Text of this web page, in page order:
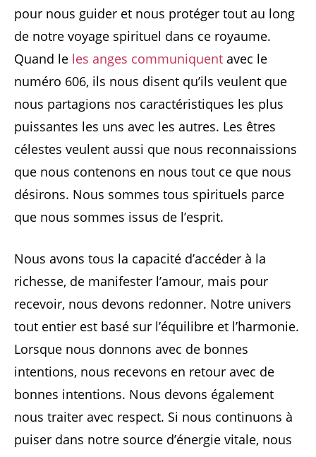
pour nous guider et nous protéger tout au long
de notre voyage spirituel dans ce royaume.
Quand le les anges communiquent avec le
numéro 606, ils nous disent qu’ils veulent que
nous partagions nos caractéristiques les plus
puissantes les uns avec les autres. Les êtres
célestes veulent aussi que nous reconnaissions
que nous contenons en nous tout ce que nous
désirons. Nous sommes tous spirituels parce
que nous sommes issus de l’esprit.
Nous avons tous la capacité d’accéder à la
richesse, de manifester l’amour, mais pour
recevoir, nous devons redonner. Notre univers
tout entier est basé sur l’équilibre et l’harmonie.
Lorsque nous donnons avec de bonnes
intentions, nous recevons en retour avec de
bonnes intentions. Nous devons également
nous traiter avec respect. Si nous continuons à
puiser dans notre source d’énergie vitale, nous